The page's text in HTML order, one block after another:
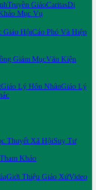
Truyền GiáoCaritasDi
Mục Vụ
Giáo HộiCáo Phó Và Hiệp
Giám MụcVăn Kiện
Giáo Lý Hôn NhânGiáo Lý
Thuyết Xã HộiSuy Tư
Tham Khảo
Giới Thiệu Giáo XứVideo